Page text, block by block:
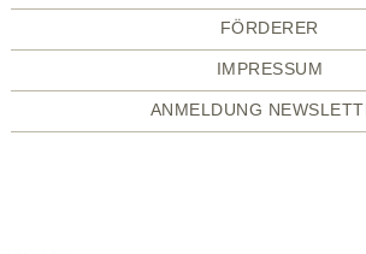
FÖRDERER
IMPRESSUM
ANMELDUNG